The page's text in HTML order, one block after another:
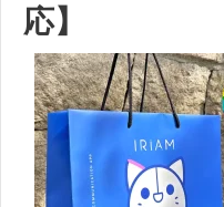
応】